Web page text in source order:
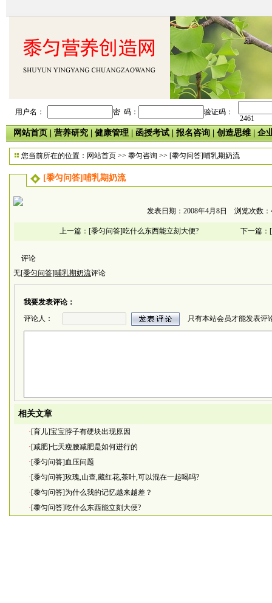
用户名： 密 码： 验证码：
2461
网站首页 营养研究 健康管理 函授考试 报名咨询 创造思维| 企
您当前所在的位置： 网站首页 >> 黍匀咨询 >> [黍匀问答]哺乳期奶流
[黍匀问答]哺乳期奶流
发表日期：2008年4月8日 浏览次数：
上一篇： [黍匀问答]吃什么东西能立刻大便? 下一篇：
评论
无[黍匀问答]哺乳期奶流评论
我要发表评论：
评论人：
只有本站会员才能发表评
相关文章
·[育儿]宝宝脖子有硬块出现原因
·[减肥]七天瘦腰减肥是如何进行的
·[黍匀问答]血压问题
·[黍匀问答]玫瑰,山查,藏红花,茶叶,可以混在一起喝吗?
·[黍匀问答]为什么我的记忆越来越差？
·[黍匀问答]吃什么东西能立刻大便?